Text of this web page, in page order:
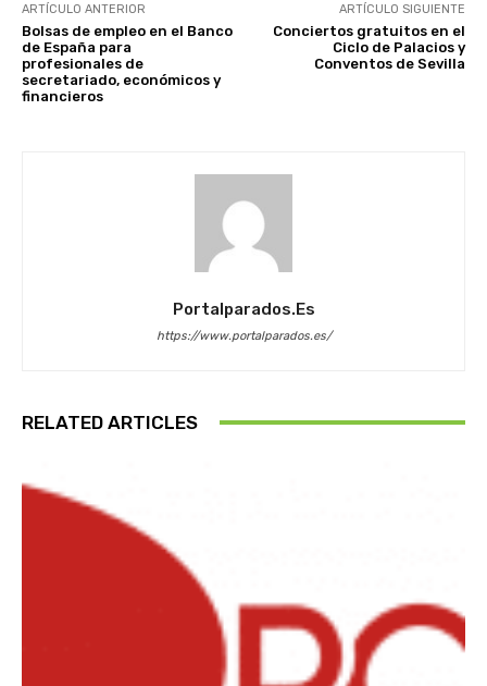
ARTÍCULO ANTERIOR
Bolsas de empleo en el Banco
de España para
profesionales de
secretariado, económicos y
financieros
ARTÍCULO SIGUIENTE
Conciertos gratuitos en el
Ciclo de Palacios y
Conventos de Sevilla
Portalparados.es
https://www.portalparados.es/
RELATED ARTICLES